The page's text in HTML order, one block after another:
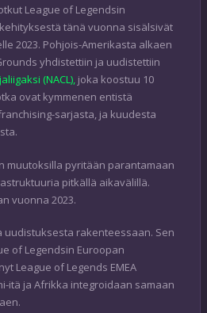
League of Legendsin
tänä vuonna sisälsivät
2023. Pohjois-Amerikasta alkaen
yhdistettiin ja uudistettiin
(NACL), joka koostuu 10
ovat kymmenen entistä
sarjasta, ja kuudesta
muutoksilla pyritään parantamaan
pitkällä aikavälillä.
vuonna 2023.
uudistuksesta rakenteessaan. Sen
of Legendsin Euroopan
League of Legends EMEA
itä ja Afrikka integroidaan samaan